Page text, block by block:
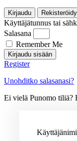
Kirjaudu Rekisteröidy
Käyttäjätunnus tai
Salasana
Remember Me
Kirjaudu sisään
Register
Unohditko salasanasi?
Ei vielä Punomo tiliä?
Käyttäjänimi